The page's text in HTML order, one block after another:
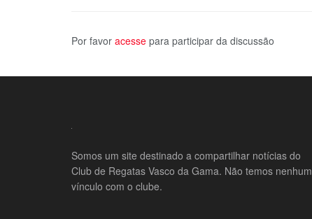
Por favor acesse para participar da discussão
Somos um site destinado a compartilhar notícias do
Club de Regatas Vasco da Gama. Não temos nenhum
vínculo com o clube.